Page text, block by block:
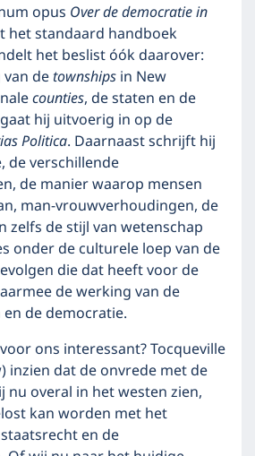
opus Over de democratie in
het standaard handboek
het beslist óók daarover:
detownshipsin New
counties, de staten en de
hij uitvoerig in op de
Politica. Daarnaast schrijft hij
de verschillende
de manier waarop mensen
man-vrouwverhoudingen, de
zelfs de stijl van wetenschap
onder de culturele loep van de
die dat heeft voor de
de werking van de
de democratie.
ons interessant? Tocqueville
inzien dat de onvrede met de
nu overal in het westen zien,
kan worden met het
en de